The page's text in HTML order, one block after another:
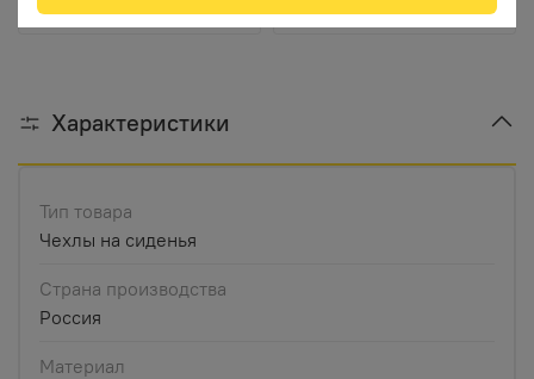
Характеристики
Тип товара
Чехлы на сиденья
Страна производства
Россия
Материал